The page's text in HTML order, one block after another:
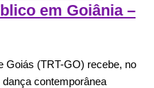
em Goiânia –
Goiás (TRT-GO) recebe, no
contemporânea